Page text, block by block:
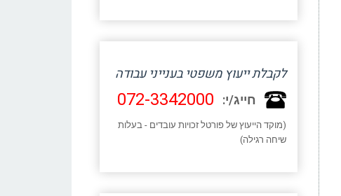
לקבלת ייעוץ משפטי בענייני עבודה
חייג/י: 072-3342000
(מוקד הייעוץ של פורטל זכויות עובדים - בעלות
שיחה רגילה)